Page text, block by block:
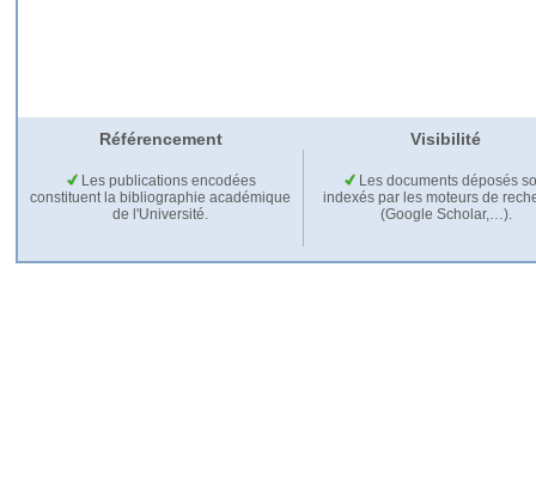
Référencement Visibilité
Les publications encodées
constituent la bibliographie académique
de l'Université.
Les documents déposés
indexés par les moteurs de
(Google Scholar,…).